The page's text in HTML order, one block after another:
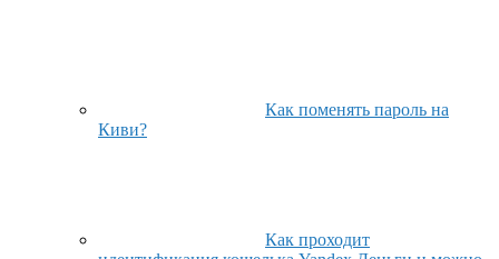
Как поменять пароль на
Киви?
Как проходит